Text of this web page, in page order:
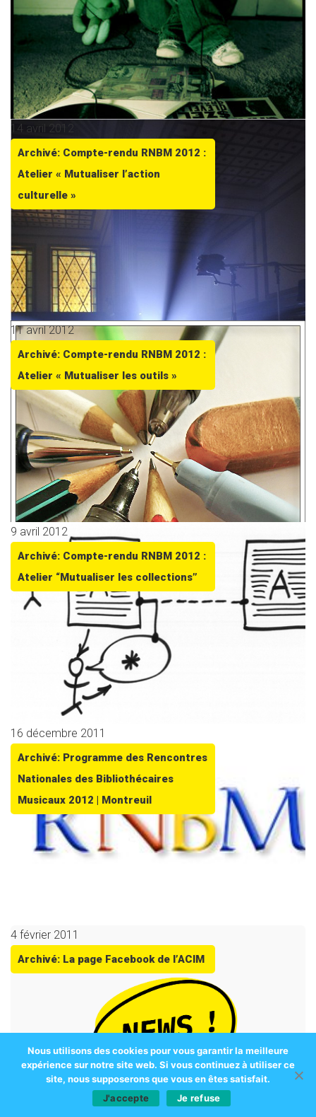
14 avril 2012
Archivé: Compte-rendu RNBM 2012 :
Atelier « Mutualiser l’action
culturelle »
11 avril 2012
Archivé: Compte-rendu RNBM 2012 :
Atelier « Mutualiser les outils »
9 avril 2012
Archivé: Compte-rendu RNBM 2012 :
Atelier “Mutualiser les collections”
16 décembre 2011
Archivé: Programme des Rencontres
Nationales des Bibliothécaires
Musicaux 2012 | Montreuil
4 février 2011
Archivé: La page Facebook de l’ACIM
Nous utilisons des cookies pour vous garantir la meilleure
expérience sur notre site web. Si vous continuez à utiliser ce
site, nous supposerons que vous en êtes satisfait.
J'accepte
Je refuse